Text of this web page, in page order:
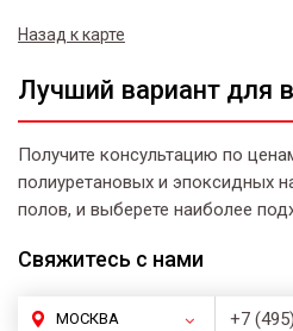
Назад к карте
Лучший вариант для
Получите консультацию по
полиуретановых и эпоксидных
полов, и выберете наиболее
Свяжитесь с нами
МОСКВА +7